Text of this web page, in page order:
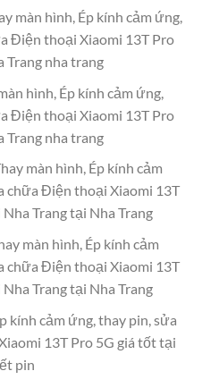
màn hình, Ép kính cảm ứng,
Điện thoại Xiaomi 13T Pro
Trang nha trang
hình, Ép kính cảm ứng,
Điện thoại Xiaomi 13T Pro
Trang nha trang
màn hình, Ép kính cảm
chữa Điện thoại Xiaomi 13T
Trang tại Nha Trang
màn hình, Ép kính cảm
chữa Điện thoại Xiaomi 13T
Trang tại Nha Trang
kính cảm ứng, thay pin, sửa
13T Pro 5G giá tốt tại
pin